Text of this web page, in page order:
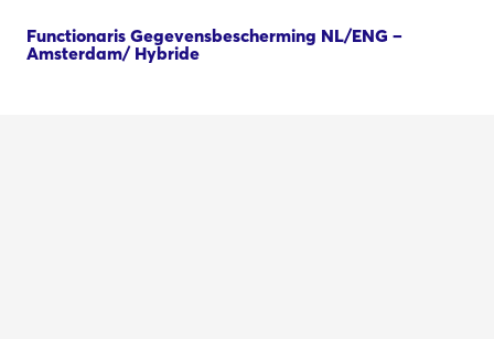
Functionaris Gegevensbescherming NL/ENG –
Amsterdam/ Hybride